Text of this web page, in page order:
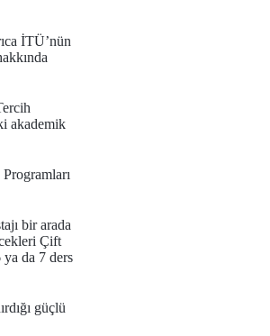
İTÜ’nün
akademik
bir arada
Çift
ya da 7 ders
güçlü